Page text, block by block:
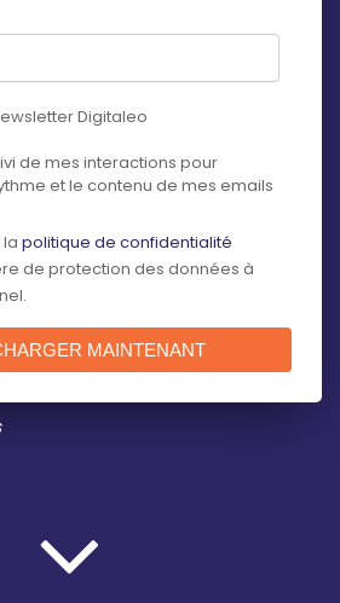
Digitaleo
de mes interactions pour
et le contenu de mes emails
politique de confidentialité
de protection des données à